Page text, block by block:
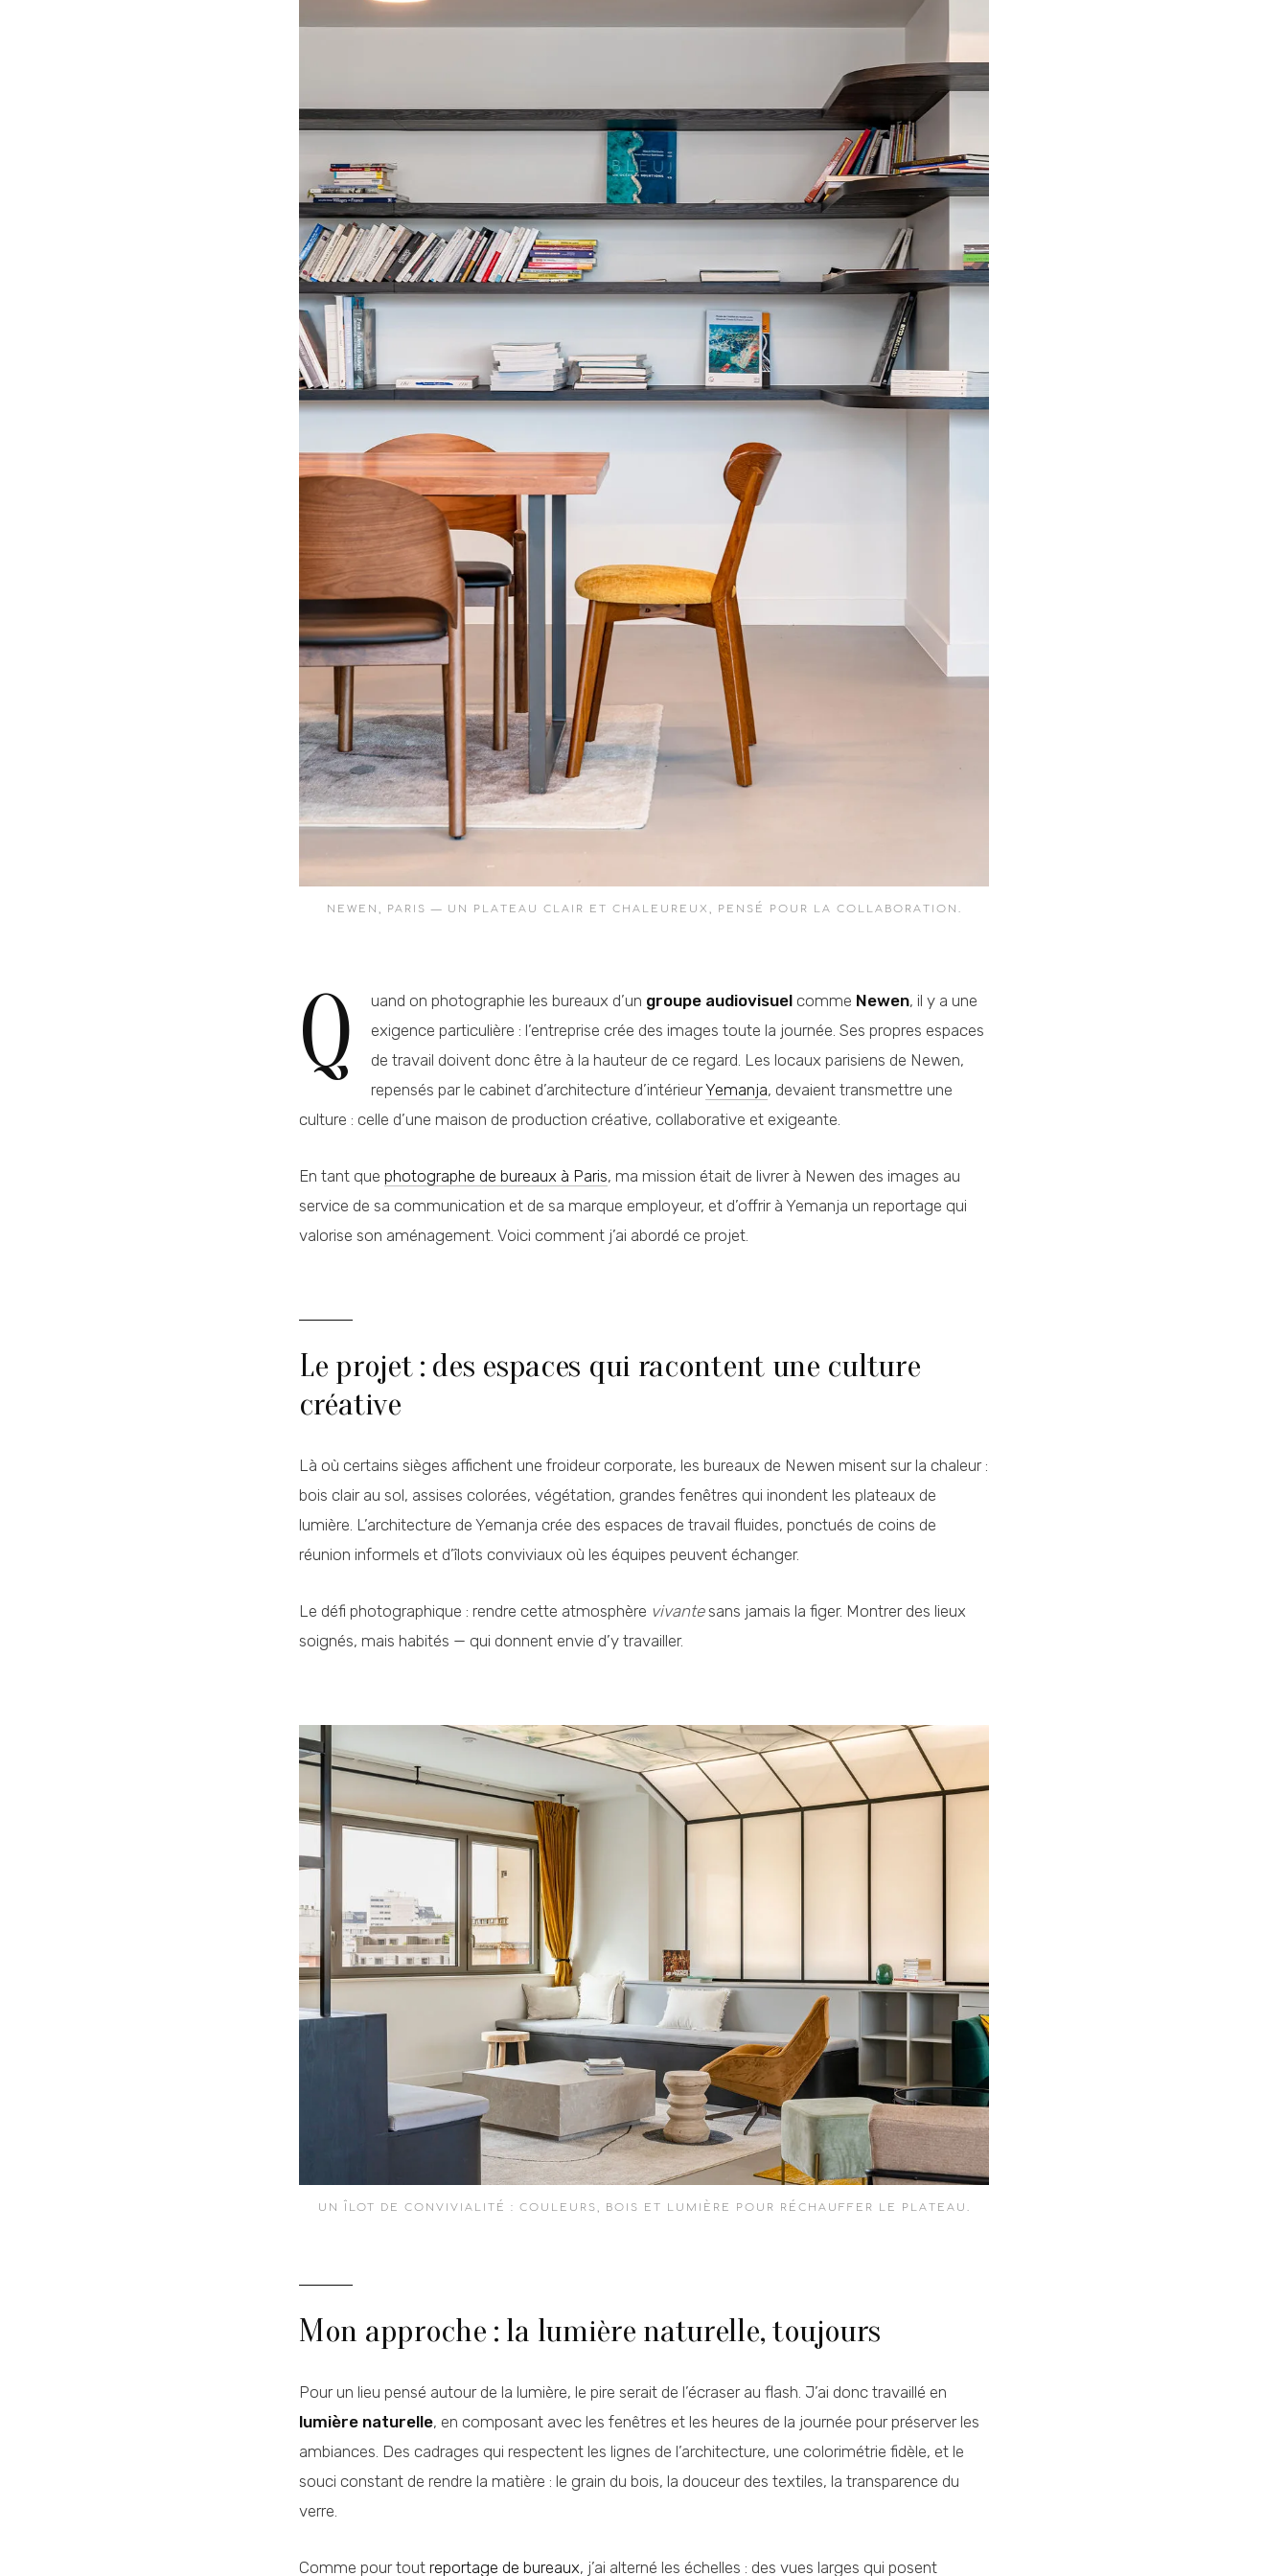
NEWEN, PARIS — UN PLATEAU CLAIR ET CHALEUREUX, PENSÉ POUR LA COLLABORATION.
Q uand on photographie les bureaux d’un groupe audiovisuel comme Newen, il y a une
exigence particulière : l’entreprise crée des images toute la journée. Ses propres espaces
de travail doivent donc être à la hauteur de ce regard. Les locaux parisiens de Newen,
repensés par le cabinet d’architecture d’intérieurYemanja, devaient transmettre une
culture : celle d’une maison de production créative, collaborative et exigeante.
En tant que photographe de bureaux à Paris, ma mission était de livrer à Newen des images au
service de sa communication et de sa marque employeur, et d’offrir à Yemanja un reportage qui
valorise son aménagement. Voici comment j’ai abordé ce projet.
Le projet : des espaces qui racontent une culture
créative
Là où certains sièges affichent une froideur corporate, les bureaux de Newen misent sur la chaleur :
bois clair au sol, assises colorées, végétation, grandes fenêtres qui inondent les plateaux de
lumière. L’architecture de Yemanja crée des espaces de travail fluides, ponctués de coins de
réunion informels et d’îlots conviviaux où les équipes peuvent échanger.
Le défi photographique : rendre cette atmosphère vivantesans jamais la figer. Montrer des lieux
soignés, mais habités — qui donnent envie d’y travailler.
UN ÎLOT DE CONVIVIALITÉ : COULEURS, BOIS ET LUMIÈRE POUR RÉCHAUFFER LE PLATEAU.
Mon approche : la lumière naturelle, toujours
Pour un lieu pensé autour de la lumière, le pire serait de l’écraser au flash. J’ai donc travaillé en
lumière naturelle, en composant avec les fenêtres et les heures de la journée pour préserver les
ambiances. Des cadrages qui respectent les lignes de l’architecture, une colorimétrie fidèle, et le
souci constant de rendre la matière : le grain du bois, la douceur des textiles, la transparence du
verre.
Comme pour tout reportage de bureaux, j’ai alterné les échelles : des vues larges qui posent